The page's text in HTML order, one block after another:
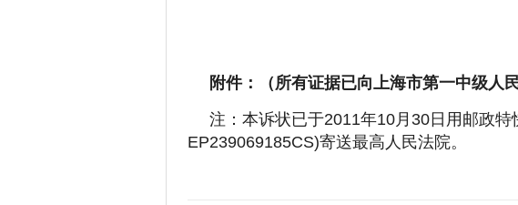
附件：（所有证据已向上海市第一中级人
注：本诉状已于2011年10月30日用邮政特
EP239069185CS)寄送最高人民法院。